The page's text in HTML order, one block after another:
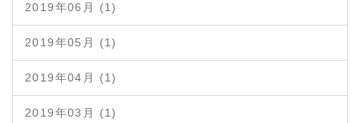
2019年06月 (1)
2019年05月 (1)
2019年04月 (1)
2019年03月 (1)